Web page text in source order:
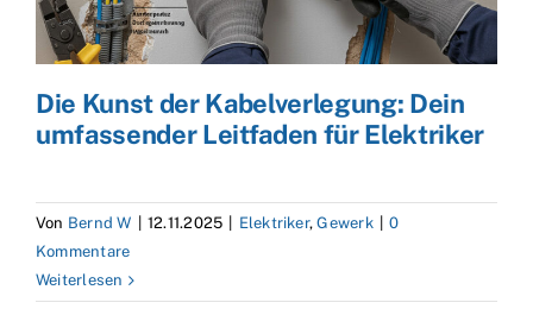
Die Kunst der Kabelverlegung: Dein
umfassender Leitfaden für Elektriker
Von Bernd W 12.11.2025 Elektriker,Gewerk
0
Kommentare
Weiterlesen